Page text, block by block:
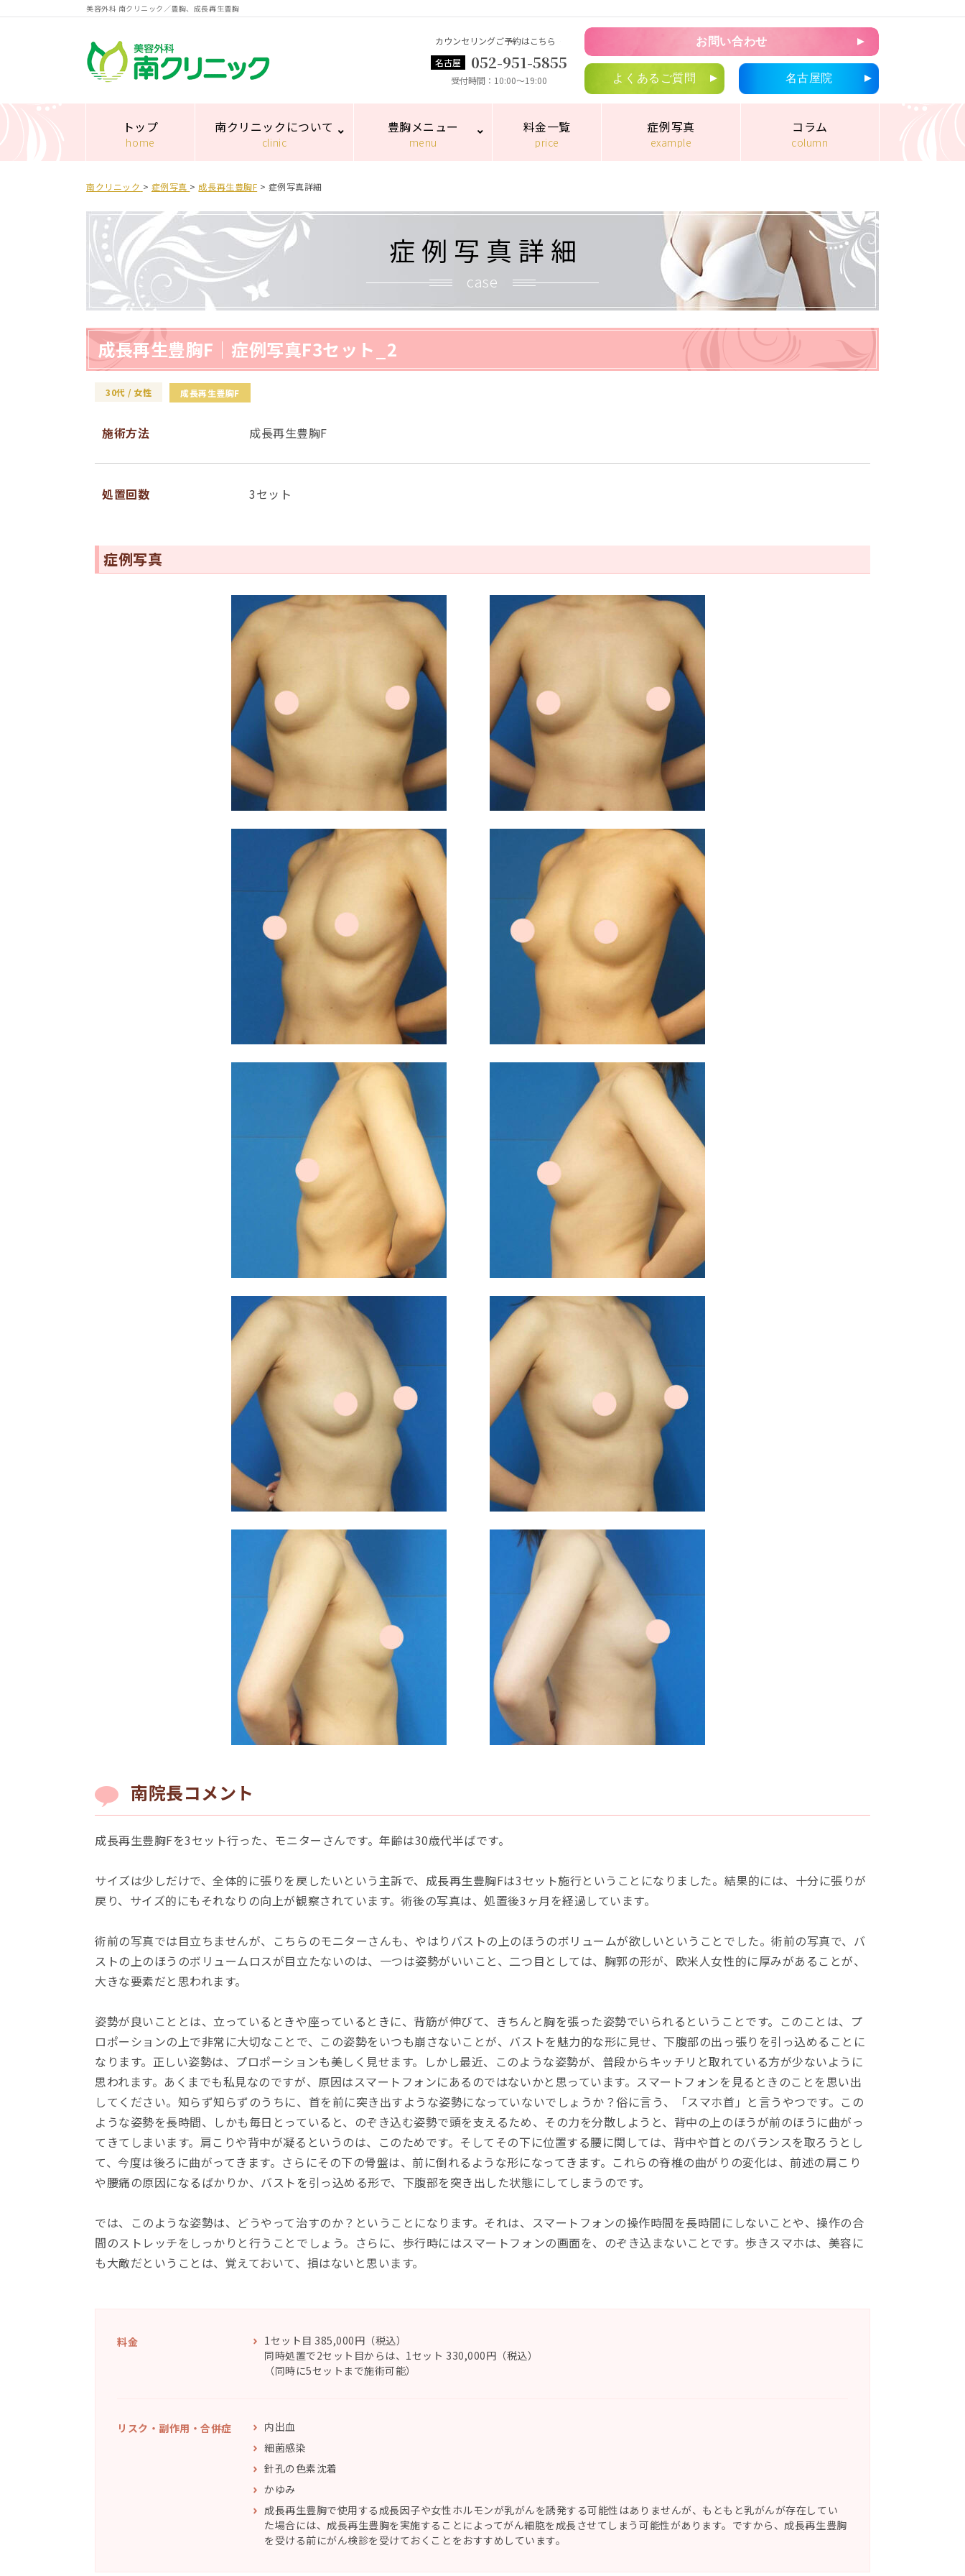
美容外科 南クリニック／豊胸、成長再生豊胸
カウンセリングご予約はこちら
名古屋
052-951-5855
受付時間 10:00～19:00
お問い合わせ
よくあるご質問 名古屋院
トップ
home
南クリニックについて
clinic
豊胸メニュー
menu
料金一覧
price
症例写真
example
コラム
column
南クリニック > 症例写真 > 成⻑再⽣豊胸F > 症例写真詳細
症例写真詳細
case
成長再生豊胸F｜症例写真F3セット_2
30代 女性 成⻑再⽣豊胸F
施術⽅法 成⻑再⽣豊胸F
処置回数 3セット
症例写真
南院⻑コメント
成長再生豊胸Fを3セット行った、モニターさんです。年齢は30歳代半ばです。
サイズは少しだけで、全体的に張りを戻したいという主訴で、成長再生豊胸Fは3セット施行ということになりました。結果的には、十分に張りが
戻り、サイズ的にもそれなりの向上が観察されています。術後の写真は、処置後3ヶ月を経過しています。
術前の写真では目立ちませんが、こちらのモニターさんも、やはりバストの上のほうのボリュームが欲しいということでした。術前の写真で、バ
ストの上のほうのボリュームロスが目立たないのは、一つは姿勢がいいこと、二つ目としては、胸郭の形が、欧米人女性的に厚みがあることが、
大きな要素だと思われます。
姿勢が良いこととは、立っているときや座っているときに、背筋が伸びて、きちんと胸を張った姿勢でいられるということです。このことは、プ
ロポーションの上で非常に大切なことで、この姿勢をいつも崩さないことが、バストを魅力的な形に見せ、下腹部の出っ張りを引っ込めることに
なります。正しい姿勢は、プロポーションも美しく見せます。しかし最近、このような姿勢が、普段からキッチリと取れている方が少ないように
思われます。あくまでも私見なのですが、原因はスマートフォンにあるのではないかと思っています。スマートフォンを見るときのことを思い出
してください。知らず知らずのうちに、首を前に突き出すような姿勢になっていないでしょうか？俗に言う、「スマホ首」と言うやつです。この
ような姿勢を長時間、しかも毎日とっていると、のぞき込む姿勢で頭を支えるため、その力を分散しようと、背中の上のほうが前のほうに曲がっ
てきてしまいます。肩こりや背中が凝るというのは、このためです。そしてその下に位置する腰に関しては、背中や首とのバランスを取ろうとし
て、今度は後ろに曲がってきます。さらにその下の骨盤は、前に倒れるような形になってきます。これらの脊椎の曲がりの変化は、前述の肩こり
や腰痛の原因になるばかりか、バストを引っ込める形で、下腹部を突き出した状態にしてしまうのです。
では、このような姿勢は、どうやって治すのか？ということになります。それは、スマートフォンの操作時間を長時間にしないことや、操作の合
間のストレッチをしっかりと行うことでしょう。さらに、歩行時にはスマートフォンの画面を、のぞき込まないことです。歩きスマホは、美容に
も大敵だということは、覚えておいて、損はないと思います。
料金
1セット目 385,000円（税込）
同時処置で2セット目からは、1セット 330,000円（税込）
（同時に5セットまで施術可能）
リスク・副作⽤・合併症
内出⾎
細菌感染
針孔の色素沈着
かゆみ
成長再生豊胸で使用する成長因子や女性ホルモンが乳がんを誘発する可能性はありませんが、もともと乳がんが存在してい
た場合には、成長再生豊胸を実施することによってがん細胞を成長させてしまう可能性があります。ですから、成長再生豊胸
を受ける前にがん検診を受けておくことをおすすめしています。